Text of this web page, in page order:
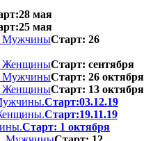
мая
мая
МужчиныСтарт: 26
ЖенщиныСтарт: сентября
МужчиныСтарт: 26 октября
ЖенщиныСтарт: 13 октября
Старт:03.12.19
Старт:19.11.19
Старт: 1 октября